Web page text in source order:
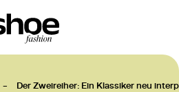
Der Zweireiher: Ein Klassiker neu